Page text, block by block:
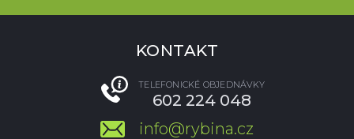
KONTAKT
TELEFONICKÉ OBJEDNÁVKY
602 224 048
info@rybina.cz